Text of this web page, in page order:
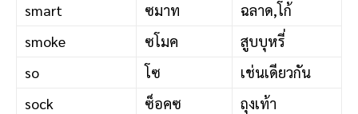
smart
ซมาท
ฉลาด,โก้
smoke
ซโมค
สูบบุหรี่
so
โซ
เช่นเดียวกัน
sock
ซ็อคซ
ถุงเท้า